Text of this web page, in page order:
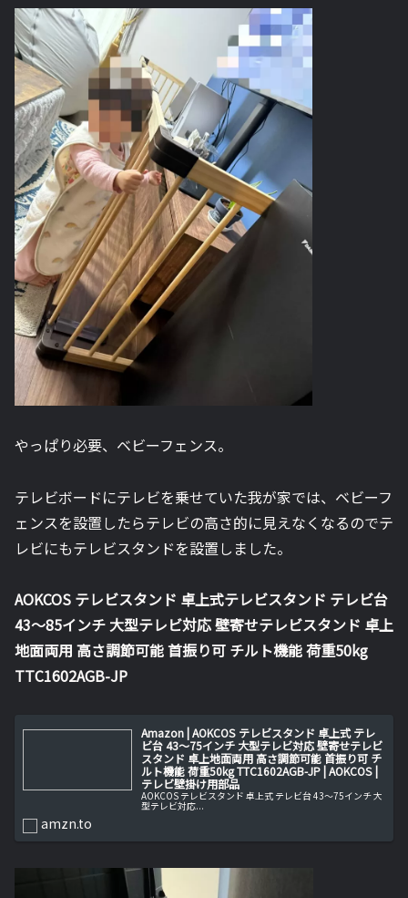
やっぱり必要、ベビーフェンス。
テレビボードにテレビを乗せていた我が家では、ベビーフ
ェンスを設置したらテレビの高さ的に見えなくなるのでテ
レビにもテレビスタンドを設置しました。
AOKCOS テレビスタンド 卓上式テレビスタンド テレビ台
43～85インチ 大型テレビ対応 壁寄せテレビスタンド 卓上
地面両用 高さ調節可能 首振り可 チルト機能 荷重50kg
TTC1602AGB-JP
Amazon | AOKCOS テレビスタンド 卓上式 テレ
ビ台 43～75インチ 大型テレビ対応 壁寄せテレビ
スタンド 卓上地面両用 高さ調節可能 首振り可 チ
ルト機能 荷重50kg TTC1602AGB-JP | AOKCOS |
テレビ壁掛け用部品
AOKCOS テレビスタンド 卓上式 テレビ台 43～75インチ 大
型テレビ対応...
amzn.to